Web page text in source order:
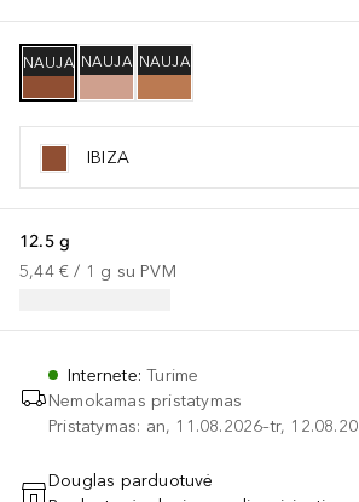
NAUJA NAUJA NAUJA
IBIZA
12.5 g
5,44 € / 1 g su PVM
Internete:Turime
Nemokamas pristatymas
Pristatymas: an, 11.08.2026–tr,
Douglas parduotuvė